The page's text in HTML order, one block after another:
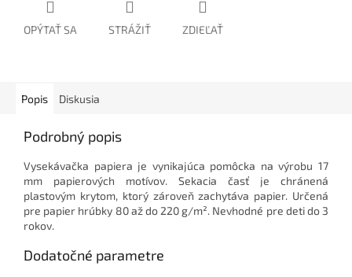
OPÝTAŤ SA STRÁŽIŤ ZDIEĽAŤ
Popis Diskusia
Podrobný popis
Vysekávačka papiera je vynikajúca pomôcka na výrobu 17
mm papierových motívov. Sekacia časť je chránená
plastovým krytom, ktorý zároveň zachytáva papier. Určená
pre papier hrúbky 80 až do 220 g/m². Nevhodné pre deti do 3
rokov.
Dodatočné parametre